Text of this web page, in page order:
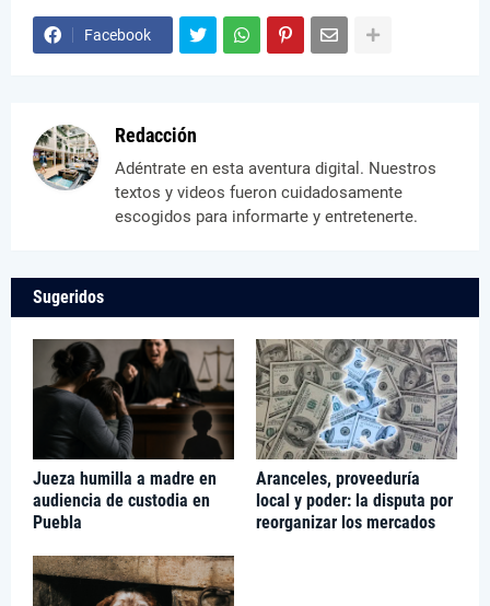
Facebook
Redacción
Adéntrate en esta aventura digital. Nuestros
textos y videos fueron cuidadosamente
escogidos para informarte y entretenerte.
Sugeridos
Jueza humilla a madre en
audiencia de custodia en
Puebla
Aranceles, proveeduría
local y poder: la disputa por
reorganizar los mercados